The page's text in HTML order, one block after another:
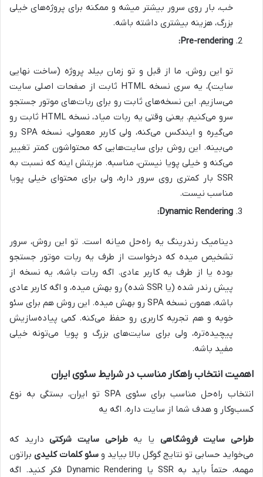
خب، بار روی سرور بیشتر میشه و ممکنه برای پروژه‌های خیلی
بزرگ، هزینه بیشتری داشته باشه.
Pre-rendering:
تو این روش، ما از قبل و تو زمان بیلد پروژه (ساخت نهایی
سایت)، یه سری نسخه HTML ثابت از صفحات اصلی سایت
می‌سازیم. این نسخه‌های ثابت رو برای ربات‌های موتور جستجو
سرو می‌کنیم. یعنی وقتی یه ربات میاد، نسخه HTML ثابت رو
می‌گیره و ایندکس می‌کنه، ولی کاربر معمولی، نسخه SPA رو
می‌بینه. این روش برای سایت‌هایی که محتواشون کمتر تغییر
می‌کنه و خیلی پویا نیستن، مناسبه. مزیتش اینه که نسبت به
SSR بار کمتری روی سرور داره، ولی برای محتوای خیلی پویا
مناسب نیست.
Dynamic Rendering:
دینامیک رندرینگ یه راه‌حل میانه است. تو این روش، سرور
تشخیص میده که درخواست از طرف یه ربات موتور جستجو
بوده یا از طرف یه کاربر عادی. اگه ربات باشه، یه نسخه از
پیش رندر شده (یا SSR شده) رو بهش میده، و اگه کاربر عادی
باشه، همون نسخه SPA رو بهش میده. این روش هم برای سئو
خوبه و هم تجربه کاربری رو حفظ می‌کنه. کمی پیاده‌سازیش
پیچیده‌تره، ولی برای سایت‌های بزرگ و پویا می‌تونه خیلی
مفید باشه.
اهمیت انتخاب راهکار مناسب در شرایط سئوی ایران
انتخاب راه‌حل مناسب برای سئوی SPA تو ایران، بستگی به نوع
کسب‌و‌کار و هدف شما از سایت داره. اگه یه
طراحی سایت فروشگاهی یا یهطراحی سایت شرکتی دارید که
می‌خواید حسابی تو نتایج گوگل بالا بیاید و سئو کلمات کلیدی براتون
مهمه، حتماً باید به SSR یا Dynamic Rendering فکر کنید. اگه